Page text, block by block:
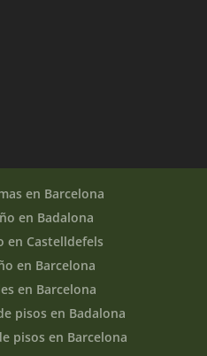
en Barcelona
en Badalona
en Castelldefels
en Barcelona
en Barcelona
pisos en Badalona
pisos en Barcelona